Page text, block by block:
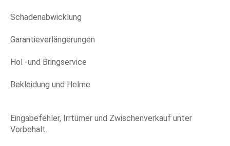
Schadenabwicklung
Garantieverlängerungen
Hol -und Bringservice
Bekleidung und Helme
Eingabefehler, Irrtümer und Zwischenverkauf unter
Vorbehalt.